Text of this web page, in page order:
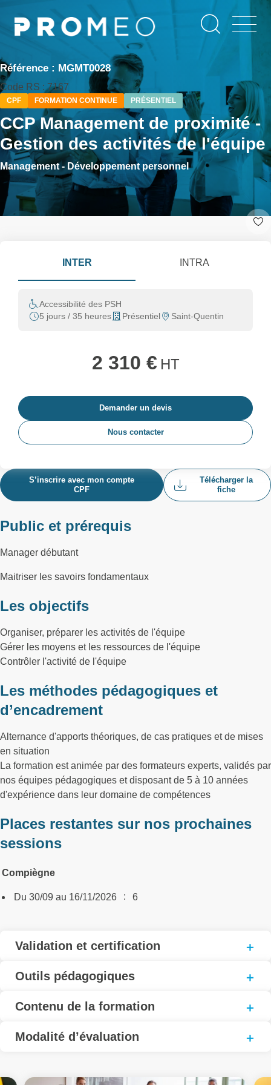
contenu
Référence : MGMT0028
Code RS : 7167
CPF FORMATION CONTINUE PRÉSENTIEL
CCP Management de proximité -
Gestion des activités de l'équipe
Management - Développement personnel
S’inscrire avec mon compte
CPF
Télécharger la
fiche
Public et prérequis
Manager débutant
Maitriser les savoirs fondamentaux
Les objectifs
Organiser, préparer les activités de l'équipe
Gérer les moyens et les ressources de l'équipe
Contrôler l'activité de l'équipe
Les méthodes pédagogiques et
d’encadrement
Alternance d'apports théoriques, de cas pratiques et de mises
en situation
La formation est animée par des formateurs experts, validés par
nos équipes pédagogiques et disposant de 5 à 10 années
d'expérience dans leur domaine de compétences
Places restantes sur nos prochaines
sessions
Compiègne
Du 30/09 au 16/11/2026 : 6
Validation et certification
Outils pédagogiques
Contenu de la formation
Modalité d’évaluation
INTER INTRA
Accessibilité des PSH
5 jours / 35 heures
Présentiel Saint-Quentin
2 310 € HT
Demander un devis
Nous contacter